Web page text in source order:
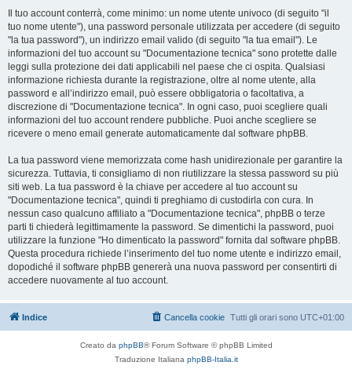
Il tuo account conterrà, come minimo: un nome utente univoco (di seguito "il
tuo nome utente"), una password personale utilizzata per accedere (di seguito
"la tua password"), un indirizzo email valido (di seguito "la tua email"). Le
informazioni del tuo account su "Documentazione tecnica" sono protette dalle
leggi sulla protezione dei dati applicabili nel paese che ci ospita. Qualsiasi
informazione richiesta durante la registrazione, oltre al nome utente, alla
password e all’indirizzo email, può essere obbligatoria o facoltativa, a
discrezione di "Documentazione tecnica". In ogni caso, puoi scegliere quali
informazioni del tuo account rendere pubbliche. Puoi anche scegliere se
ricevere o meno email generate automaticamente dal software phpBB.
La tua password viene memorizzata come hash unidirezionale per garantire la
sicurezza. Tuttavia, ti consigliamo di non riutilizzare la stessa password su più
siti web. La tua password è la chiave per accedere al tuo account su
"Documentazione tecnica", quindi ti preghiamo di custodirla con cura. In
nessun caso qualcuno affiliato a "Documentazione tecnica", phpBB o terze
parti ti chiederà legittimamente la password. Se dimentichi la password, puoi
utilizzare la funzione "Ho dimenticato la password" fornita dal software phpBB.
Questa procedura richiede l’inserimento del tuo nome utente e indirizzo email,
dopodiché il software phpBB genererà una nuova password per consentirti di
accedere nuovamente al tuo account.
Indice Tutti gli orari sono UTC+01:00
Cancella cookie
Creato da phpBB® Forum Software © phpBB Limited
Traduzione Italiana phpBB-Italia.it